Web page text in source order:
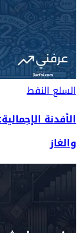
السلعالنفط
الأفدنة
والغاز